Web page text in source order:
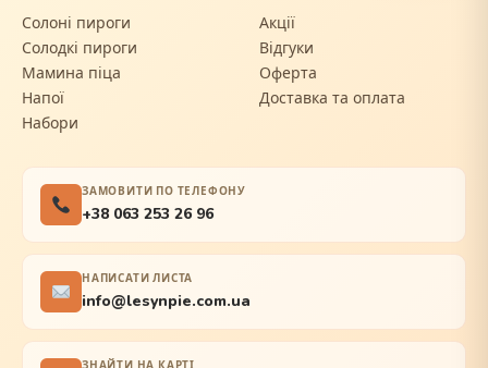
Солоні пироги
Солодкі пироги
Мамина піца
Напої
Набори
Акції
Відгуки
Оферта
Доставка та оплата
ЗАМОВИТИ ПО ТЕЛЕФОНУ
+38 063 253 26 96
НАПИСАТИ ЛИСТА
info@lesynpie.com.ua